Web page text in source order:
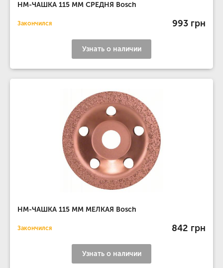
НМ-ЧАШКА 115 ММ СРЕДНЯ Bosch
Закончился 993 грн
Узнать о наличии
НМ-ЧАШКА 115 ММ МЕЛКАЯ Bosch
Закончился 842 грн
Узнать о наличии